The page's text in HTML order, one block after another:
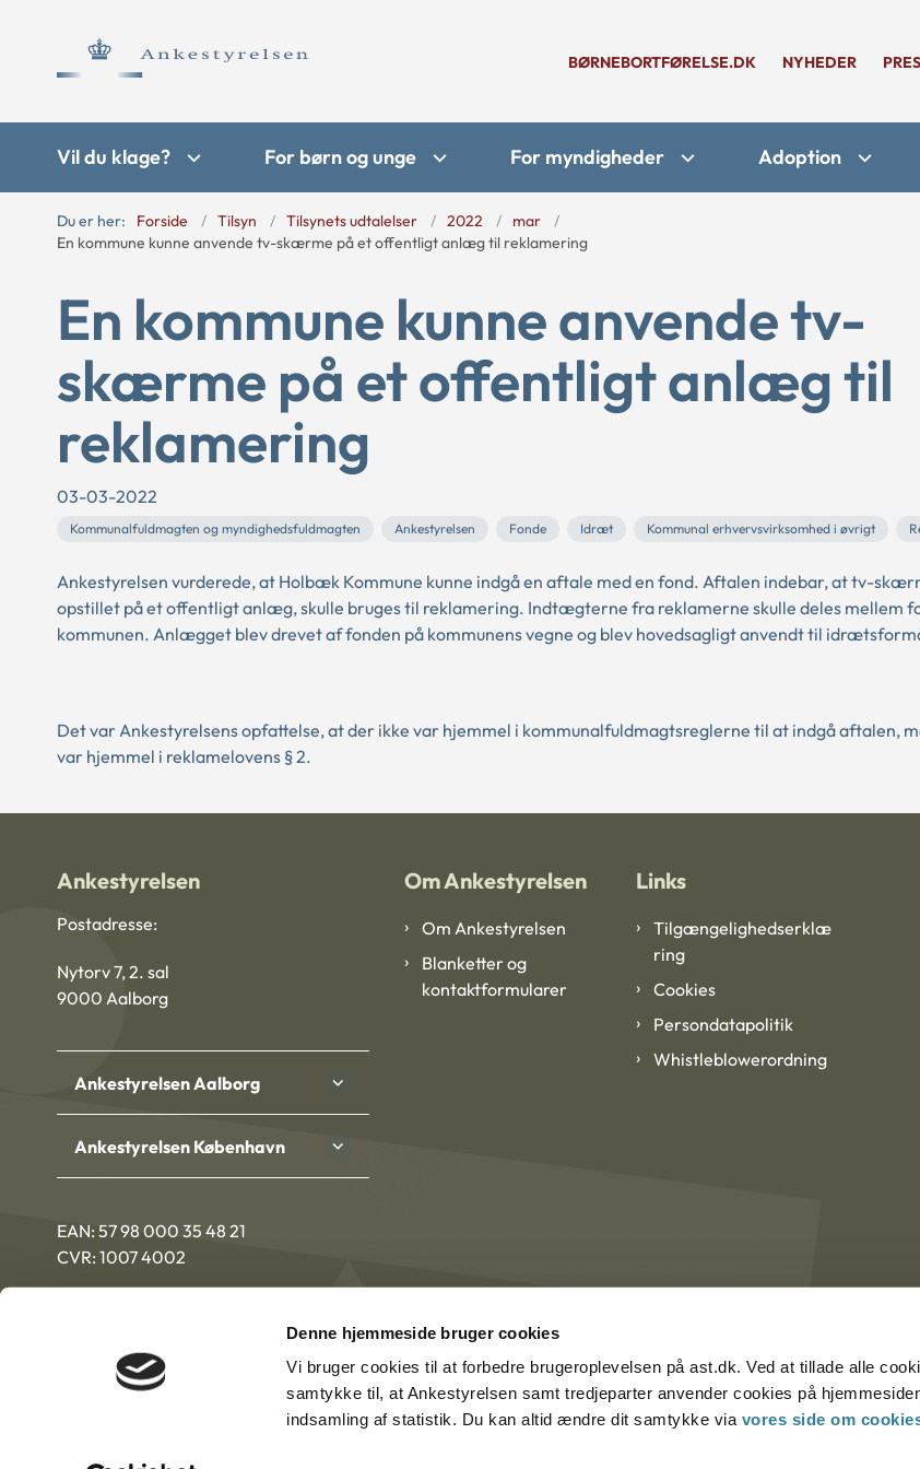
Denne hjemmeside bruger cookies
Vi bruger cookies til at forbedre brugeroplevelsen på ast.dk. Ved at tillade alle
samtykke til, at Ankestyrelsen samt tredjeparter anvender cookies på
indsamling af statistik. Du kan altid ændre dit samtykke via vores side om
BØRNEBORTFØRELSE.DK NYHEDER
Vil du klage? For børn og unge For myndigheder Adoption
Du er her: Forside Tilsyn Tilsynets udtalelser 2022
mar
En kommune kunne anvende tv-skærme på et offentligt anlæg til reklamering
En kommune kunne anvende tv-
skærme på et offentligt anlæg til
reklamering
03-03-2022
Kommunalfuldmagten og myndighedsfuldmagten Ankestyrelsen Fonde Idræt Kommunal erhvervsvirksomhed i øvrigt
Ankestyrelsen vurderede, at Holbæk Kommune kunne indgå en aftale med en fond. Aftalen indebar, at tv-
opstillet på et offentligt anlæg, skulle bruges til reklamering. Indtægterne fra reklamerne skulle deles mellem
kommunen. Anlægget blev drevet af fonden på kommunens vegne og blev hovedsagligt anvendt til
Det var Ankestyrelsens opfattelse, at der ikke var hjemmel i kommunalfuldmagtsreglerne til at indgå aftalen,
var hjemmel i reklamelovens § 2.
Ankestyrelsen
Postadresse:
Nytorv 7, 2. sal
9000 Aalborg
Ankestyrelsen Aalborg
Ankestyrelsen København
EAN: 57 98 000 35 48 21
CVR: 1007 4002
Om Ankestyrelsen
Om Ankestyrelsen
Blanketter og
kontaktformularer
Links
Tilgængelighedserklæ
ring
Cookies
Persondatapolitik
Whistleblowerordning